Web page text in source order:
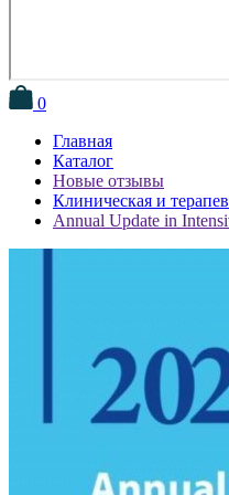
0
Главная
Каталог
Новые отзывы
Клиническая и
Annual Update in